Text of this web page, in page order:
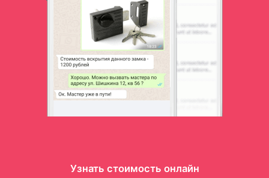
Узнать стоимость онлайн